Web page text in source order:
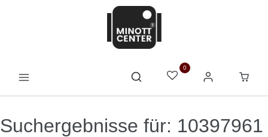
0
Suchergebnisse für: 10397961